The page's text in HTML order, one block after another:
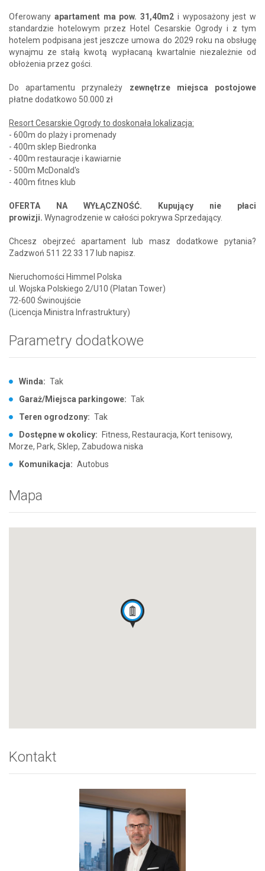
Oferowany apartament ma pow. 31,40m2 i wyposażony jest w
standardzie hotelowym przez Hotel Cesarskie Ogrody i z tym
hotelem podpisana jest jeszcze umowa do 2029 roku na obsługę
wynajmu ze stałą kwotą wypłacaną kwartalnie niezależnie od
obłożenia przez gości.
Do apartamentu przynależy zewnętrze miejsca postojowe
płatne dodatkowo 50.000 zł
Resort Cesarskie Ogrody to doskonała lokalizacja:
- 600m do plaży i promenady
- 400m sklep Biedronka
- 400m restauracje i kawiarnie
- 500m McDonald's
- 400m fitnes klub
OFERTA NA WYŁĄCZNOŚĆ. Kupujący nie płaci
prowizji. Wynagrodzenie w całości pokrywa Sprzedający.
Chcesz obejrzeć apartament lub masz dodatkowe pytania?
Zadzwoń 511 22 33 17 lub napisz.
Nieruchomości Himmel Polska
ul. Wojska Polskiego 2/U10 (Platan Tower)
72-600 Świnoujście
(Licencja Ministra Infrastruktury)
Parametry dodatkowe
Winda: Tak
Garaż/Miejsca parkingowe: Tak
Teren ogrodzony: Tak
Dostępne w okolicy:
Fitness, Restauracja, Kort tenisowy,
Morze, Park, Sklep, Zabudowa niska
Komunikacja: Autobus
Mapa
Kontakt